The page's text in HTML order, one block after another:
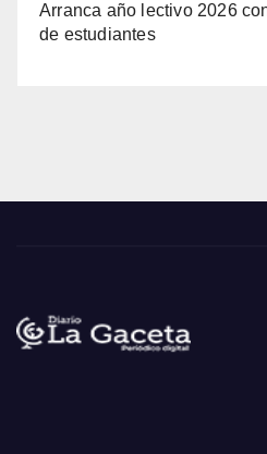
Arranca año lectivo 2026
de estudiantes